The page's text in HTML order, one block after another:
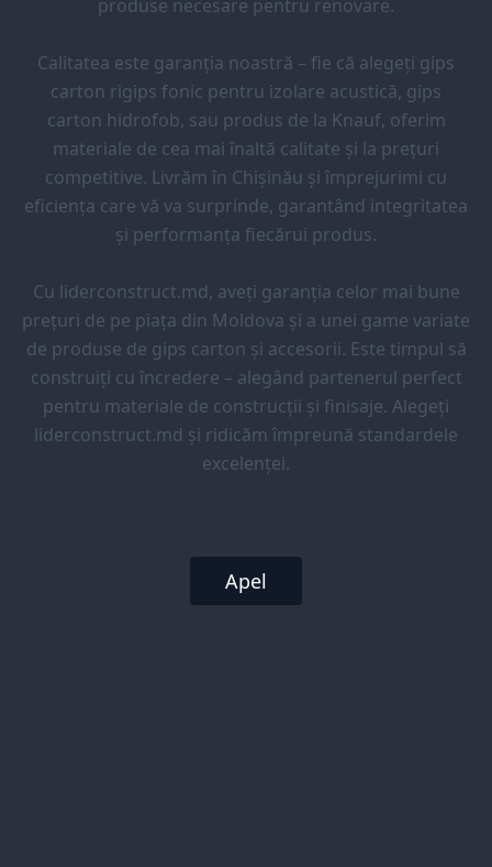
produse necesare pentru renovare.
Calitatea este garanția noastră – fie că alegeți gips
carton rigips fonic pentru izolare acustică, gips
carton hidrofob, sau produs de la Knauf, oferim
materiale de cea mai înaltă calitate și la prețuri
competitive. Livrăm în Chișinău și împrejurimi cu
eficiența care vă va surprinde, garantând integritatea
și performanța fiecărui produs.
Cu liderconstruct.md, aveți garanția celor mai bune
prețuri de pe piața din Moldova și a unei game variate
de produse de gips carton și accesorii. Este timpul să
construiți cu încredere – alegând partenerul perfect
pentru materiale de construcții și finisaje. Alegeți
liderconstruct.md și ridicăm împreună standardele
excelenței.
Apel